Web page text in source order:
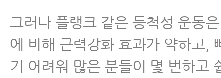
그러나 플랭크 같은 등척성 운동
에 비해 근력강화 효과가 약하고,
기 어려워 많은 분들이 몇 번하고